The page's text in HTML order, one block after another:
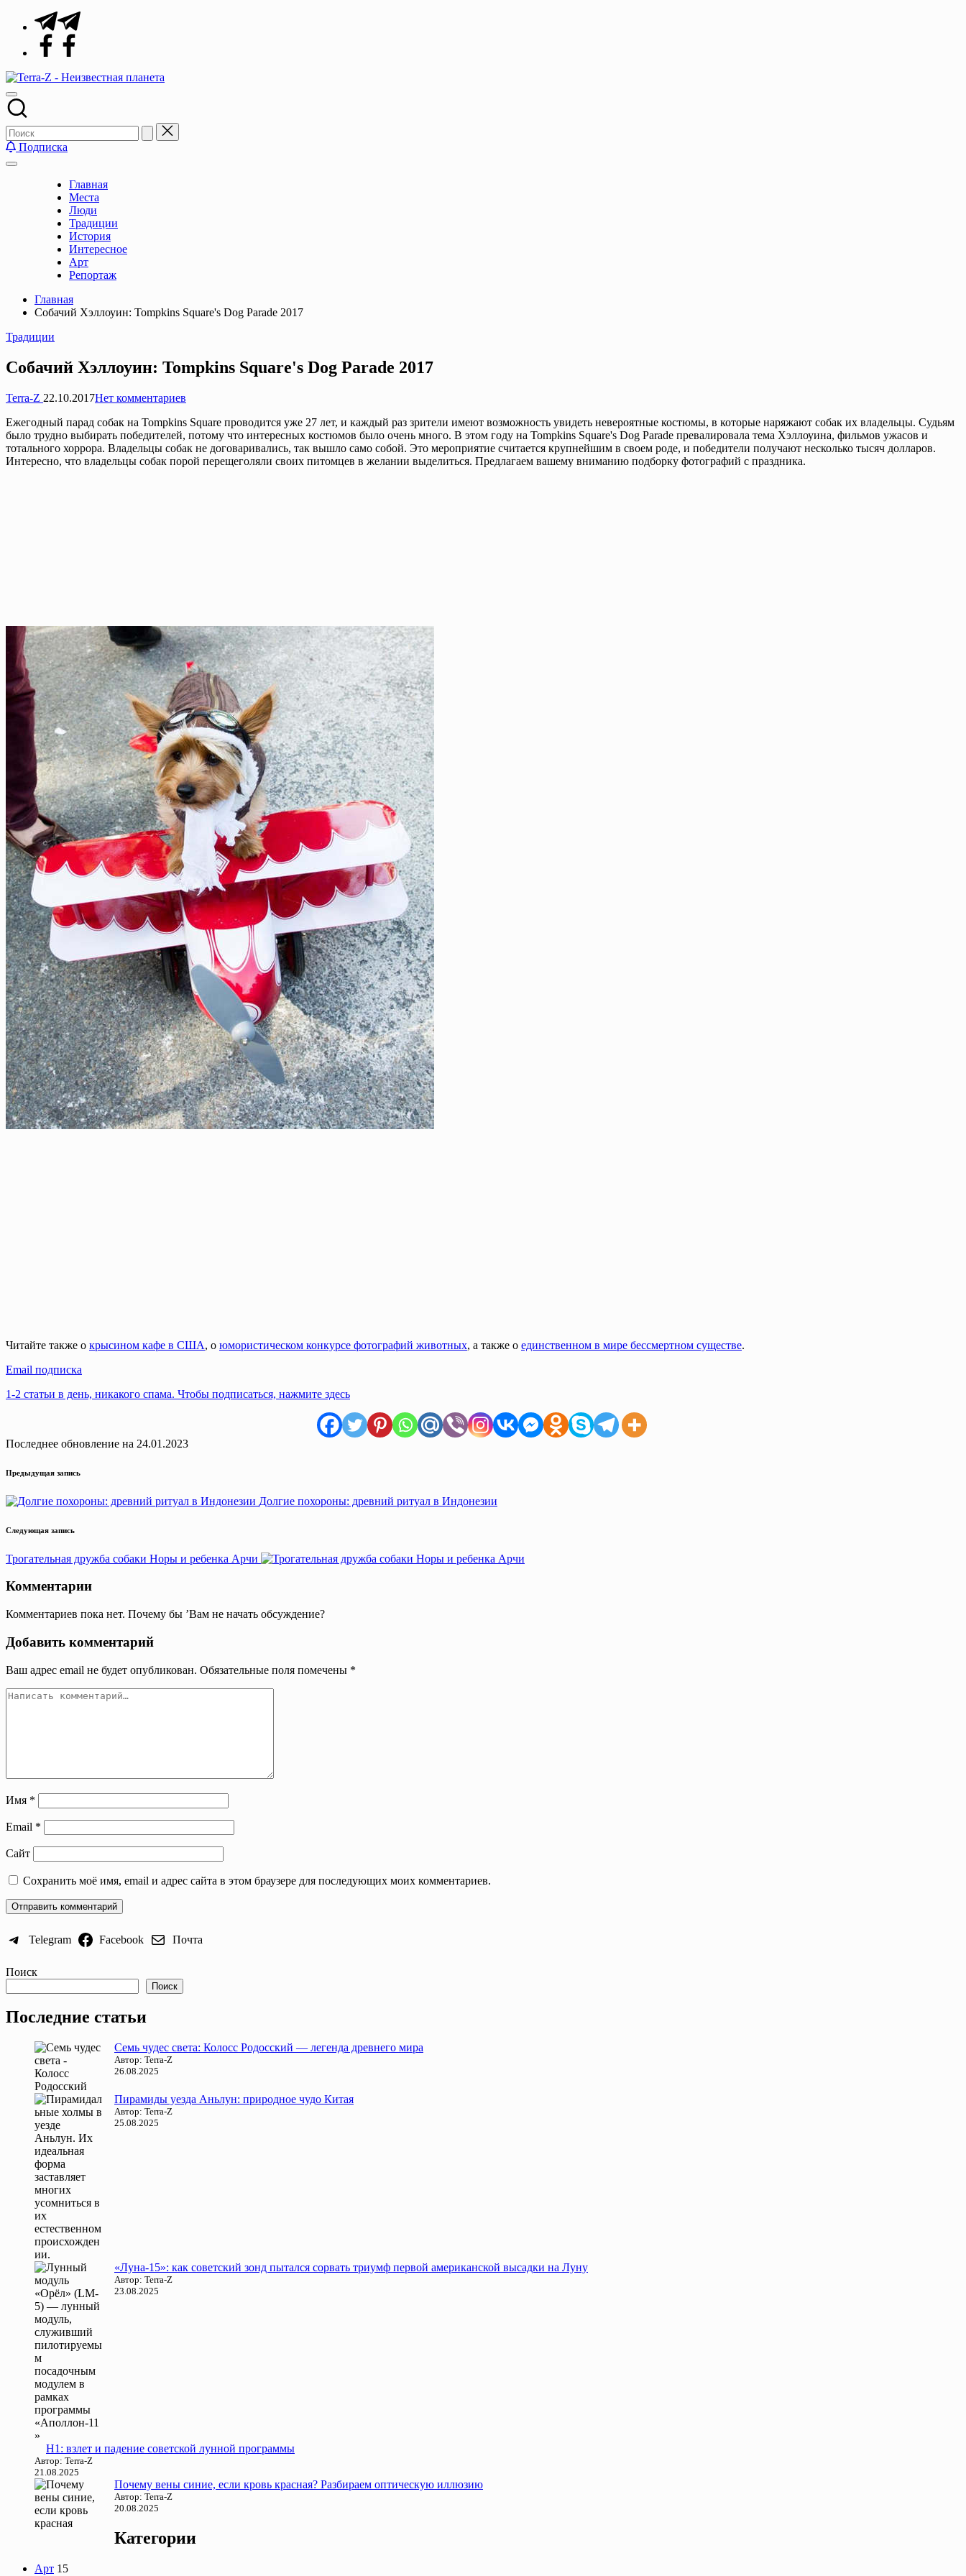
Перейти
содержимому
Telegram
Facebook
планета
Места,
традиции,
история,
события
Подписка
Главная
Места
Люди
Традиции
История
Интересное
Арт
Репортаж
Главная
Собачий Хэллоуин: Tompkins Square's Dog Parade 2017
Опубликовано
Традиции
Собачий Хэллоуин: Tompkins Square's Dog Parade 2017
Запись
Terra-Z 22.10.2017Нет комментариев
Ежегодный парад собак на Tompkins Square проводится уже 27 лет, и каждый раз зрители имеют возможность увидеть невероятные костюмы, в которые наряжают собак их владельцы. Судьям
было трудно выбирать победителей, потому что интересных костюмов было очень много. В этом году на Tompkins Square's Dog Parade превалировала тема Хэллоуина, фильмов ужасов и
тотального хоррора. Владельцы собак не договаривались, так вышло само собой. Это мероприятие считается крупнейшим в своем роде, и победители получают несколько тысяч долларов.
Интересно, что владельцы собак порой перещеголяли своих питомцев в желании выделиться. Предлагаем вашему вниманию подборку фотографий с праздника.
Читайте также о крысином кафе в США, о юмористическом конкурсе фотографий животных, а также о единственном в мире бессмертном существе.
Email подписка
1-2 статьи в день, никакого спама. Чтобы подписаться, нажмите здесь
Последнее обновление на 24.01.2023
Навигация
записи
Предыдущая запись
Долгие похороны: древний ритуал в Индонезии
Следующая запись
Трогательная дружба собаки Норы и ребенка Арчи
Комментарии
Комментариев пока нет. Почему бы ’Вам не начать обсуждение?
Добавить комментарий
Ваш адрес email не будет опубликован. Обязательные поля помечены *
Имя *
Email *
Сайт
Сохранить моё имя, email и адрес сайта в этом браузере для последующих моих комментариев.
Telegram Facebook Почта
Поиск
Поиск
Последние статьи
Семь чудес света: Колосс Родосский — легенда древнего мира
Автор: Terra-Z
26.08.2025
Пирамиды уезда Аньлун: природное чудо Китая
Автор: Terra-Z
25.08.2025
«Луна-15»: как советский зонд пытался сорвать триумф первой американской высадки на Луну
Автор: Terra-Z
23.08.2025
Н1: взлет и падение советской лунной программы
Автор: Terra-Z
21.08.2025
Почему вены синие, если кровь красная? Разбираем оптическую иллюзию
Автор: Terra-Z
20.08.2025
Категории
Арт 15